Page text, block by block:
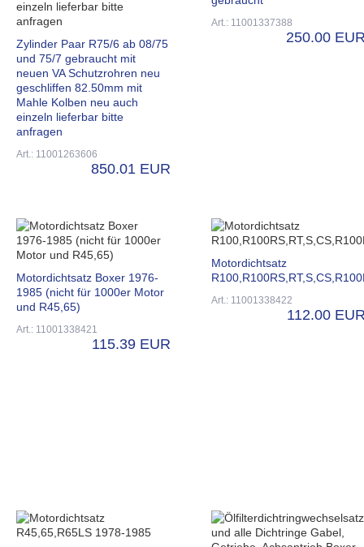
Zylinder Paar R75/6 ab 08/75
und 75/7 gebraucht mit
neuen VA Schutzrohren neu
geschliffen 82.50mm mit
Mahle Kolben neu auch
einzeln lieferbar bitte
anfragen
Art.: 11001263606
850.01 EUR
Art.: 11001337388
250.00
Motordichtsatz Boxer 1976-
1985 (nicht für 1000er Motor
und R45,65)
Art.: 11001338421
115.39 EUR
Motordichtsatz
Art.: 11001338422
112.00